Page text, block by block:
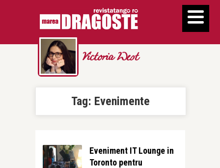
Victoria West
Tag: Evenimente
Eveniment IT Lounge in
Toronto pentru